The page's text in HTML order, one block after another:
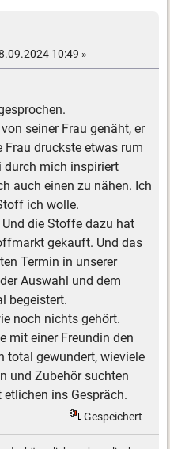
10:49 »
seiner Frau genäht, er
Frau druckste etwas rum
durch mich inspiriert
auch einen zu nähen. Ich
ich wolle.
die Stoffe dazu hat
gekauft. Und das
Termin in unserer
Auswahl und dem
begeistert.
noch nichts gehört.
mit einer Freundin den
total gewundert, wieviele
und Zubehör suchten
ins Gespräch.
Gespeichert